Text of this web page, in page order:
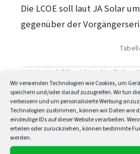
Wir verwenden Technologien wie Cookies, um
speichern und/oder darauf zuzugreifen. Wir tun
verbessern und um personalisierte Werbung
Technologien zustimmen, können wir Daten wie
eindeutige IDs auf dieser Website verarbeiten.
erteilen oder zurückziehen, können bestimmte
werden.
Die LCOE soll laut JA Solar
gegenüber der
JA Solar Modellübersicht – aktuelle
MODELL
JAM54D40/LR NEU
JAM54D41/LR (Full Black)